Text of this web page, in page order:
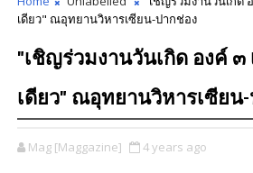
เดียว" ณอุทยานวิหารเซียน-ปากช่อง
"เชิญร่วมงานวันเกิด องค์ ๓
เดียว" ณอุทยานวิหารเซียน
Mag [Maggazine] 4 years ago